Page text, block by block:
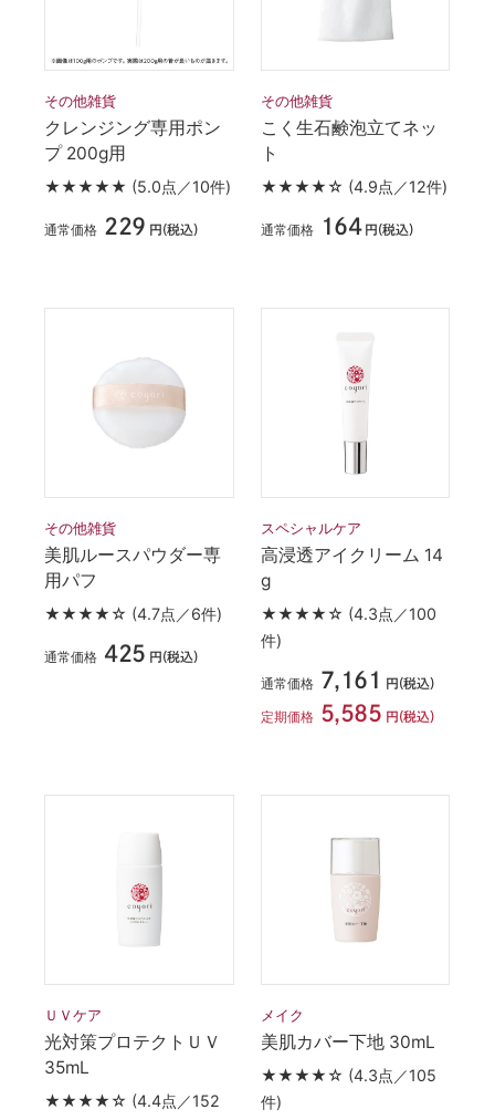
その他雑貨
クレンジング専用ポン
プ 200g用
★★★★★ (5.0点／10件)
通常価格 229 円(税込)
その他雑貨
こく生石鹸泡立てネッ
ト
★★★★☆ (4.9点／12件)
通常価格 164 円(税込)
その他雑貨
美肌ルースパウダー専
用パフ
★★★★☆ (4.7点／6件)
通常価格 425 円(税込)
スペシャルケア
高浸透アイクリーム 14
g
★★★★☆ (4.3点／100
件)
通常価格 7,161 円(税込)
定期価格 5,585 円(税込)
ＵＶケア
光対策プロテクトＵＶ
35mL
★★★★☆ (4.4点／152
メイク
美肌カバー下地 30mL
★★★★☆ (4.3点／105
件)